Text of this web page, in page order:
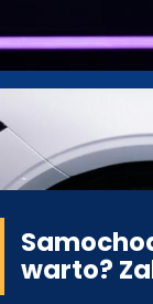
warto?